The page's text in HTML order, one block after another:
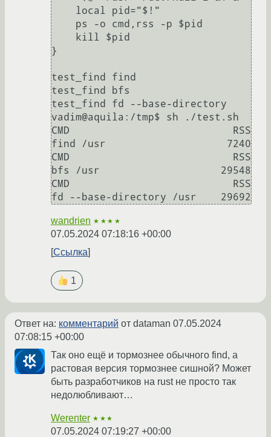
}
test_find find
test_find bfs
test_find fd --base-directory
vadim@aquila:/tmp$ sh ./test.sh
CMD                           RSS
find /usr                    7240
CMD                           RSS
bfs /usr                    29548
CMD                           RSS
wandrien ★★★★
07.05.2024 07:18:16 +00:00
Ссылка
1
Ответ на: комментарий от dataman 07.05.2024
07:08:15 +00:00
Так оно ещё и тормознее обычного find, а
растовая версия тормознее сишной? Может
быть разработчиков на rust не просто так
недолюбливают…
Werenter ★★★
07.05.2024 07:19:27 +00:00